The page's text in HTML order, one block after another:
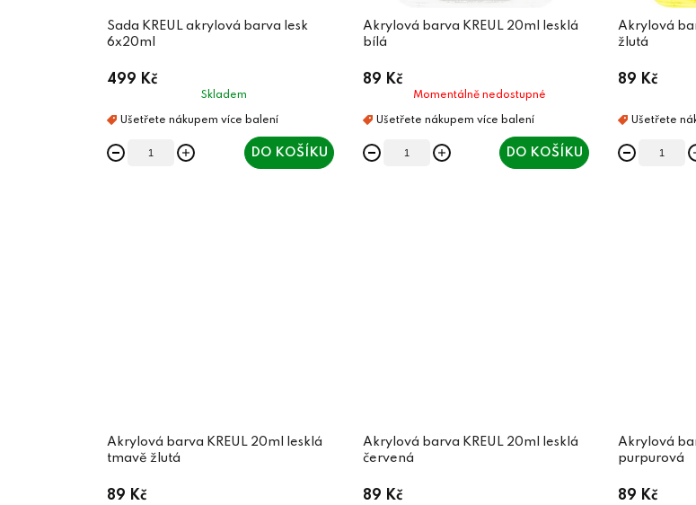
Sada KREUL akrylová barva lesk
6x20ml
499 Kč
Skladem
DO KOŠÍKU
Akrylová barva KREUL 20ml lesklá
bílá
89 Kč
Momentálně nedostupné
DO KOŠÍKU
Akrylová
žlutá
89 Kč
Akrylová barva KREUL 20ml lesklá
tmavě žlutá
89 Kč
Akrylová barva KREUL 20ml lesklá
červená
89 Kč
Akrylová
purpurová
89 Kč